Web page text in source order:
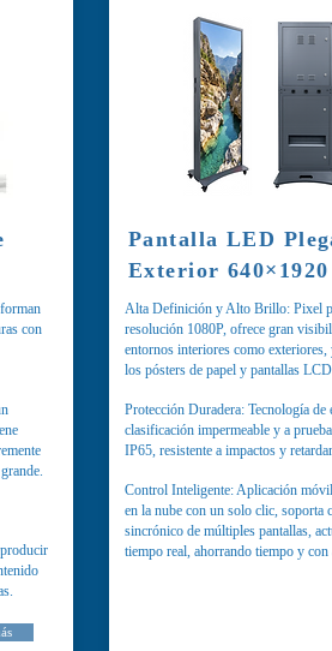
con
Pantalla LED
Exterior 640×1920
Alta Definición y Alto Brillo: Pixel
resolución 1080P, ofrece gran
entornos interiores como
los pósters de papel y pantallas
Protección Duradera: Tecnología
clasificación impermeable y a
IP65, resistente a impactos y
Control Inteligente: Aplicación
en la nube con un solo clic, soporta
sincrónico de múltiples pantallas,
tiempo real, ahorrando tiempo y con